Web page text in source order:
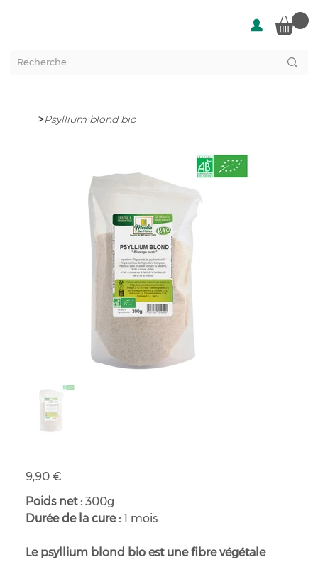
>Psyllium blond bio
Prix
9,90 €
Poids net : 300g
Durée de la cure : 1 mois
Le psyllium blond bio est une fibre végétale